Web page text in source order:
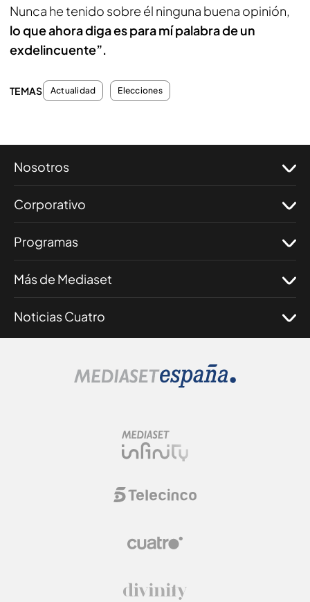
Nunca he tenido sobre él ninguna buena opinión,
lo que ahora diga es para mí palabra de un
exdelincuente”.
TEMAS Actualidad Elecciones
Nosotros
Corporativo
Programas
Más de Mediaset
Noticias Cuatro